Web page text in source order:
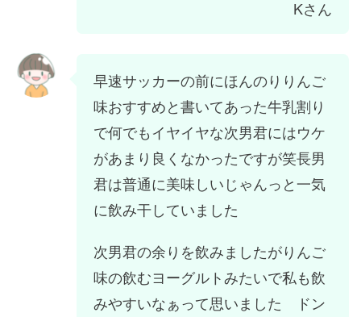
Kさん
早速サッカーの前にほんのりりんご
味おすすめと書いてあった牛乳割り
で何でもイヤイヤな次男君にはウケ
があまり良くなかったですが笑長男
君は普通に美味しいじゃんっと一気
に飲み干していました
次男君の余りを飲みましたがりんご
味の飲むヨーグルトみたいで私も飲
みやすいなぁって思いました ドン